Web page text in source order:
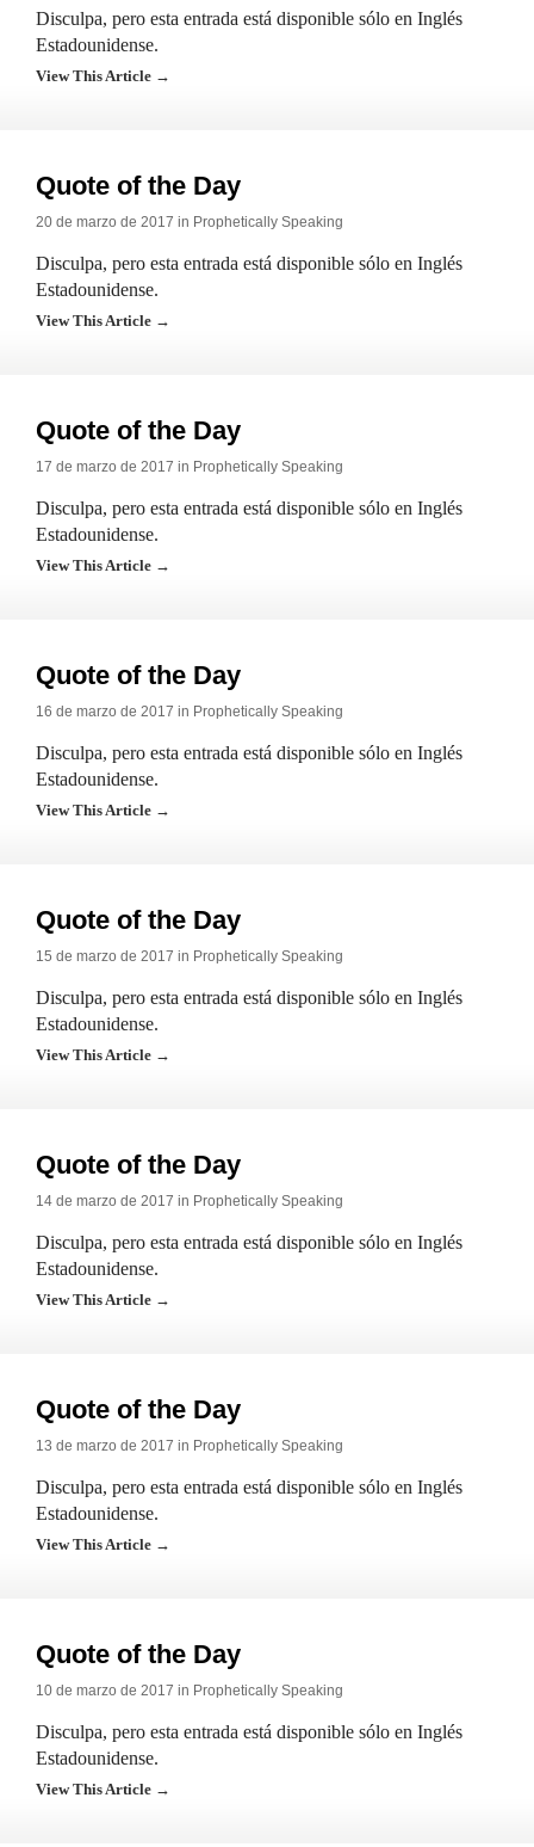
Disculpa, pero esta entrada está disponible sólo en Inglés
Estadounidense.
View This Article →
Quote of the Day
20 de marzo de 2017 in Prophetically Speaking
Disculpa, pero esta entrada está disponible sólo en Inglés
Estadounidense.
View This Article →
Quote of the Day
17 de marzo de 2017 in Prophetically Speaking
Disculpa, pero esta entrada está disponible sólo en Inglés
Estadounidense.
View This Article →
Quote of the Day
16 de marzo de 2017 in Prophetically Speaking
Disculpa, pero esta entrada está disponible sólo en Inglés
Estadounidense.
View This Article →
Quote of the Day
15 de marzo de 2017 in Prophetically Speaking
Disculpa, pero esta entrada está disponible sólo en Inglés
Estadounidense.
View This Article →
Quote of the Day
14 de marzo de 2017 in Prophetically Speaking
Disculpa, pero esta entrada está disponible sólo en Inglés
Estadounidense.
View This Article →
Quote of the Day
13 de marzo de 2017 in Prophetically Speaking
Disculpa, pero esta entrada está disponible sólo en Inglés
Estadounidense.
View This Article →
Quote of the Day
10 de marzo de 2017 in Prophetically Speaking
Disculpa, pero esta entrada está disponible sólo en Inglés
Estadounidense.
View This Article →